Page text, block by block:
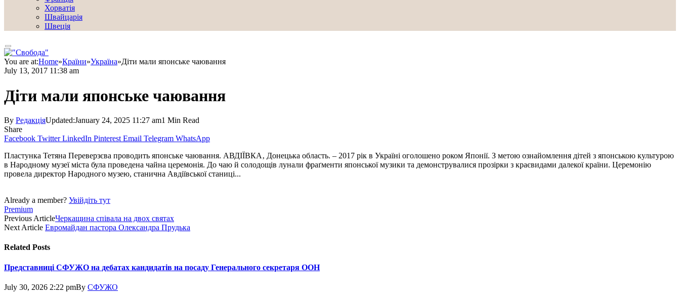
Хорватія
Швайцарія
Швеція
You are at:Home»Країни»Україна»Діти мали японське чаювання
July 13, 2017 11:38 am
Діти мали японське чаювання
By РедакціяUpdated:January 24, 2025 11:27 am1 Min Read
Share
Facebook Twitter LinkedIn Pinterest Email Telegram WhatsApp
Пластунка Тетяна Переверзєва проводить японське чаювання. АВДІЇВКА‚ Донецька область. – 2017 рік в Україні оголошено роком Японії. З метою ознайомлення дітей з японською культурою
в Народному музеї міста була проведена чайна церемонія. До чаю й солодощів лунали фраґменти японської музики та демонструвалися прозірки з краєвидами далекої країни. Церемонію
провела директор Народного музею, станична Авдіївської станиці...
Already a member? Увійдіть тут
Premium
Previous ArticleЧеркащина співала на двох святах
Next Article Евромайдан пастора Олександра Прудька
Related Posts
Представниці СФУЖО на дебатах кандидатів на посаду Генерального секретаря ООН
July 30, 2026 2:22 pmBy СФУЖО